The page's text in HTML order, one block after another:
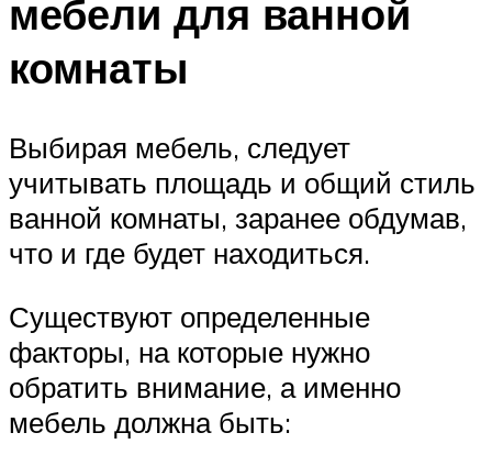
мебели для ванной
комнаты
Выбирая мебель, следует
учитывать площадь и общий стиль
ванной комнаты, заранее обдумав,
что и где будет находиться.
Существуют определенные
факторы, на которые нужно
обратить внимание, а именно
мебель должна быть: